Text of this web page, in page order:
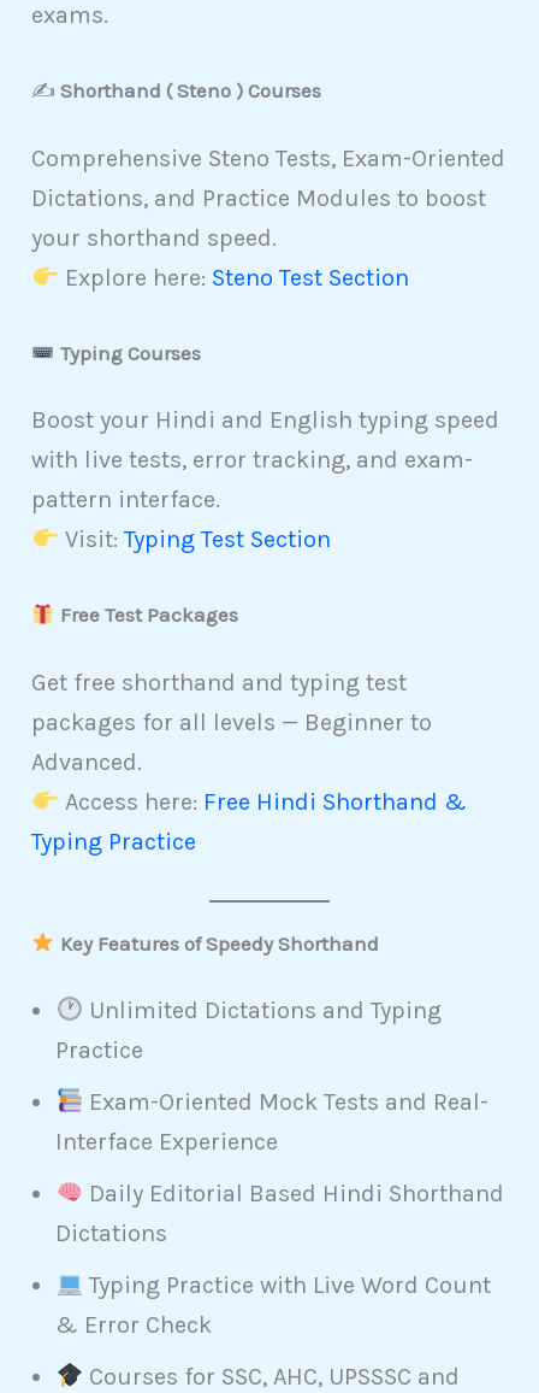
exams.
✍️Shorthand ( Steno ) Courses
Comprehensive Steno Tests, Exam-Oriented
Dictations, and Practice Modules to boost
your shorthand speed.
Explore here: Steno Test Section
Typing Courses
Boost your Hindi and English typing speed
with live tests, error tracking, and exam-
pattern interface.
Visit: Typing Test Section
Free Test Packages
Get free shorthand and typing test
packages for all levels — Beginner to
Advanced.
Access here: Free Hindi Shorthand &
Typing Practice
Key Features of Speedy Shorthand
Unlimited Dictations and Typing
Practice
Exam-Oriented Mock Tests and Real-
Interface Experience
Daily Editorial Based Hindi Shorthand
Dictations
Typing Practice with Live Word Count
& Error Check
Courses for SSC, AHC, UPSSSC and